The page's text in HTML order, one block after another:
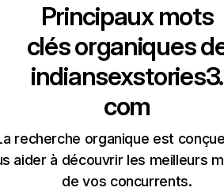
Principaux mots
clés organiques
indiansexstories3.
com
recherche organique est
aider à découvrir les meilleurs
de vos concurrents.